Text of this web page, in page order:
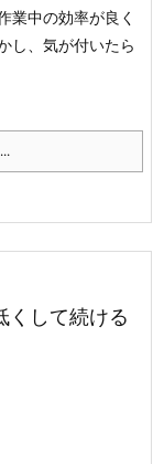
業中の効率が良く
し、気が付いたら
くして続ける